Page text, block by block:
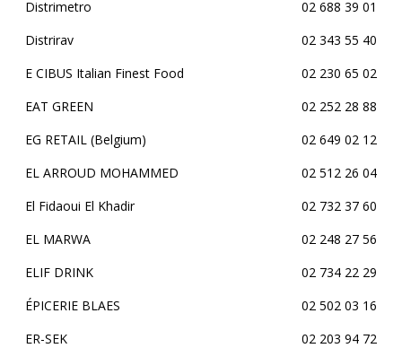
Distrimetro
02 688 39 01
Distrirav
02 343 55 40
E CIBUS Italian Finest Food
02 230 65 02
EAT GREEN
02 252 28 88
EG RETAIL (Belgium)
02 649 02 12
EL ARROUD MOHAMMED
02 512 26 04
El Fidaoui El Khadir
02 732 37 60
EL MARWA
02 248 27 56
ELIF DRINK
02 734 22 29
ÉPICERIE BLAES
02 502 03 16
ER-SEK
02 203 94 72